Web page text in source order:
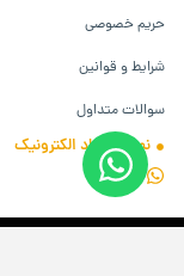
حریم خصوصی
شرایط و قوانین
سوالات متداول
نماد اعتماد الکترونیک